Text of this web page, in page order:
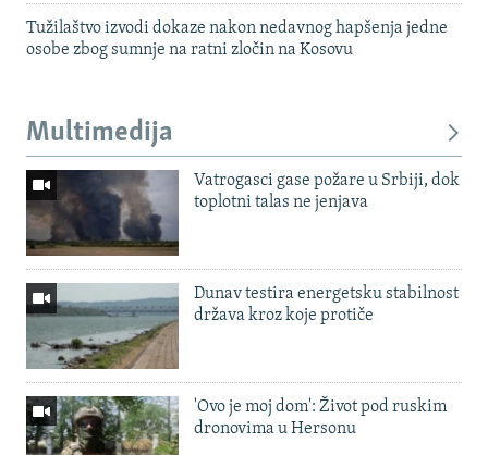
Tužilaštvo izvodi dokaze nakon nedavnog hapšenja jedne
osobe zbog sumnje na ratni zločin na Kosovu
Multimedija
Vatrogasci gase požare u Srbiji, dok
toplotni talas ne jenjava
Dunav testira energetsku stabilnost
država kroz koje protiče
'Ovo je moj dom': Život pod ruskim
dronovima u Hersonu